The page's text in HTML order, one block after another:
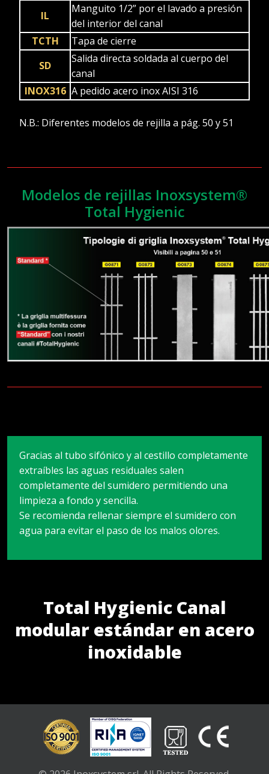
IL
Manguito 1/2” por el lavado a presión
del interior del canal
TCTH
Tapa de cierre
SD
Salida directa soldada al cuerpo del
canal
INOX316 A pedido acero inox AISI 316
N.B.: Diferentes modelos de rejilla a pág. 50 y 51
Modelos de rejillas Inoxsystem®
Total Hygienic
Gracias al tubo sifónico y al cestillo completamente
extraíbles las aguas residuales salen
completamente del sumidero permitiendo una
limpieza a fondo y sencilla.
Se recomienda rellenar siempre el sumidero con
agua para evitar el paso de los malos olores.
Total Hygienic Canal
modular estándar en acero
inoxidable